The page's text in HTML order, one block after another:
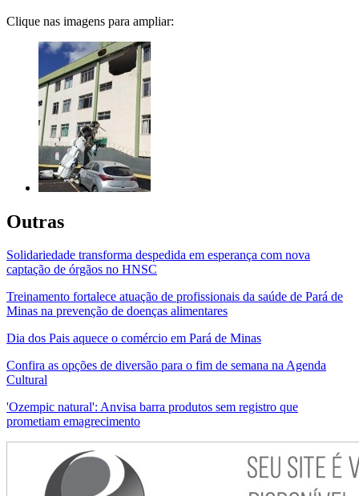
Clique nas imagens para ampliar:
Outras
Solidariedade transforma despedida em esperança com nova
captação de órgãos no HNSC
Treinamento fortalece atuação de profissionais da saúde de Pará de
Minas na prevenção de doenças alimentares
Dia dos Pais aquece o comércio em Pará de Minas
Confira as opções de diversão para o fim de semana na Agenda
Cultural
'Ozempic natural': Anvisa barra produtos sem registro que
prometiam emagrecimento